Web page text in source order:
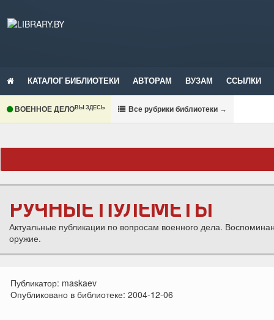
КАТАЛОГ БИБЛИОТЕКИ АВТОРАМ ВУЗАМ ССЫЛКИ
ВОЕННОЕ ДЕЛОВЫ ЗДЕСЬ Все рубрики библиотеки →
РУЧНЫЕ ПУЛЕМЕТЫ
Актуальные публикации по вопросам военного дела.
оружие.
Публикатор: maskaev
Опубликовано в библиотеке: 2004-12-06